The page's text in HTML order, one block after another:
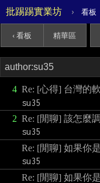
批踢踢實業坊 › 看板
‹ 看板 精華區
4 Re: [心得] 台灣的
su35
2 Re: [閒聊] 該怎麼
su35
Re: [閒聊] 如果你
su35
Re: [閒聊] 如果你